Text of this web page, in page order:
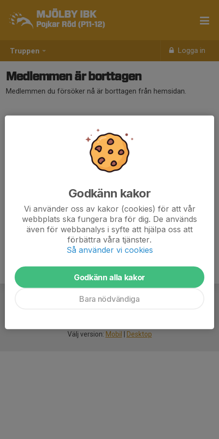
Truppen Logga in
MJÖLBY IBK
Pojkar Röd (P11-12)
Medlemmen är borttagen
Medlemmen du försöker nå är borttagen från hemsidan.
Välj version: Mobil Desktop
Godkänn kakor
Vi använder oss av kakor (cookies) för att vår
webbplats ska fungera bra för dig. De används
även för webbanalys i syfte att hjälpa oss att
förbättra våra tjänster.
Så använder vi cookies
Godkänn alla kakor
Bara nödvändiga